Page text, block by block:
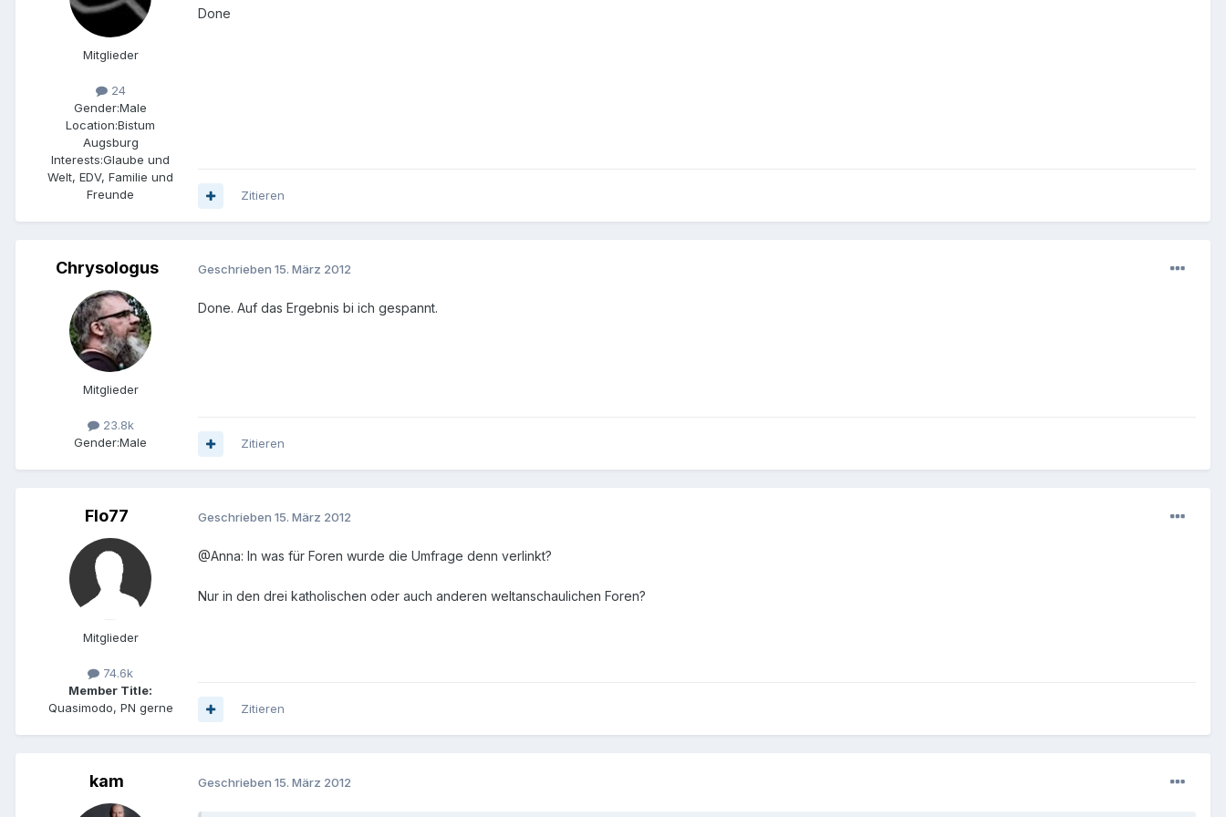
Mitglieder
24
Gender:Male
Location:Bistum
Augsburg
Interests:Glaube und
Welt, EDV, Familie und
Freunde
Done
Zitieren
Chrysologus
Mitglieder
23.8k
Gender:Male
Geschrieben 15. März 2012
Done. Auf das Ergebnis bi ich gespannt.
Zitieren
Flo77
Mitglieder
74.6k
Member Title:
Quasimodo, PN gerne
Geschrieben 15. März 2012
@Anna: In was für Foren wurde die Umfrage denn verlinkt?
Nur in den drei katholischen oder auch anderen weltanschaulichen Foren?
Zitieren
kam Geschrieben 15. März 2012